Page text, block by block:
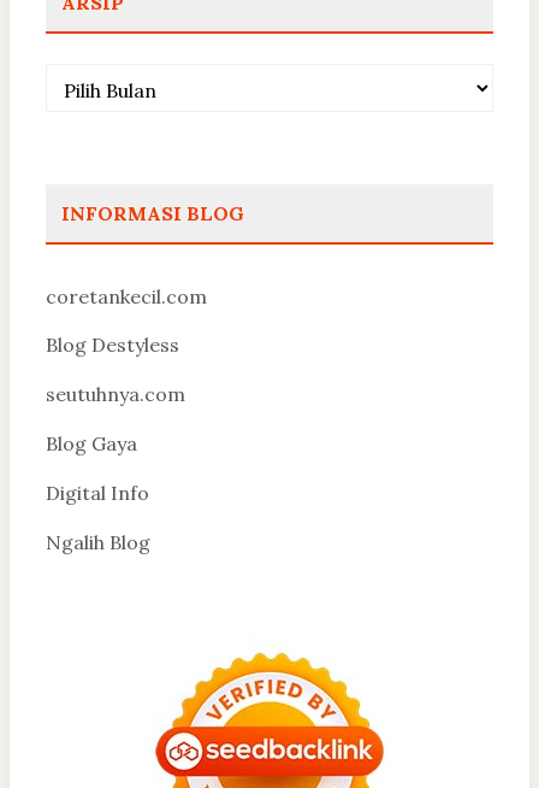
Arsip
INFORMASI BLOG
coretankecil.com
Blog Destyless
seutuhnya.com
Blog Gaya
Digital Info
Ngalih Blog